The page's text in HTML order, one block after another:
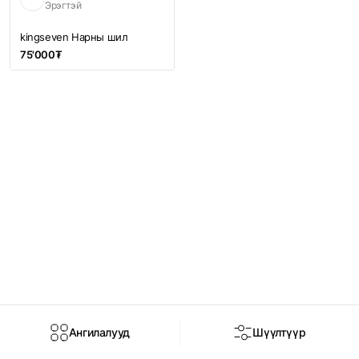
Эрэгтэй
kingseven Нарны шил
75'000₮
Ангилалууд Шүүлтүүр
Чат